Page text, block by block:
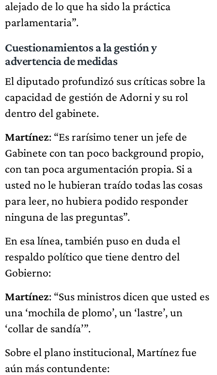
alejado de lo que ha sido la práctica
parlamentaria”.
Cuestionamientos a la gestión y
advertencia de medidas
El diputado profundizó sus críticas sobre la
capacidad de gestión de Adorni y su rol
dentro del gabinete.
Martínez: “Es rarísimo tener un jefe de
Gabinete con tan poco background propio,
con tan poca argumentación propia. Si a
usted no le hubieran traído todas las cosas
para leer, no hubiera podido responder
ninguna de las preguntas”.
En esa línea, también puso en duda el
respaldo político que tiene dentro del
Gobierno:
Martínez: “Sus ministros dicen que usted es
una ‘mochila de plomo’, un ‘lastre’, un
‘collar de sandía’”.
Sobre el plano institucional, Martínez fue
aún más contundente: